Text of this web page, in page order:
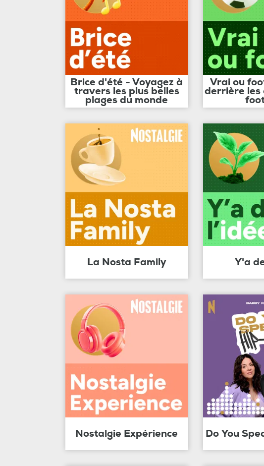
Brice d'été - Voyagez à
travers les plus belles
plages du monde
Vrai ou
derrière les
La Nosta Family Y'a
Nostalgie Expérience Do You